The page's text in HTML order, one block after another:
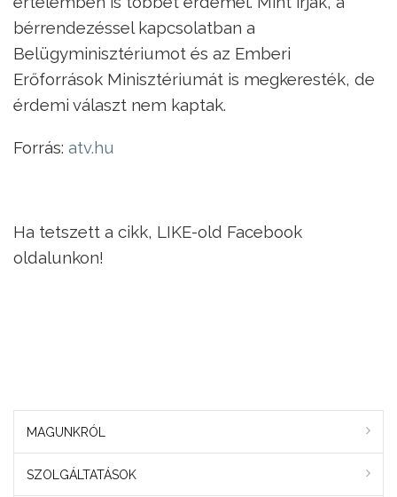
bérrendezéssel kapcsolatban a
Belügyminisztériumot és az Emberi
Erőforrások Minisztériumát is megkeresték, de
érdemi választ nem kaptak.
Forrás: atv.hu
Ha tetszett a cikk, LIKE-old Facebook
oldalunkon!
MAGUNKRÓL
SZOLGÁLTATÁSOK